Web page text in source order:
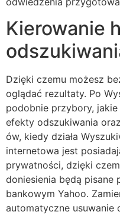
Kierowanie
Dzięki czemu możesz
oglądać rezultaty. Po
podobnie przybory,
efekty odszukiwania
ów, kiedy działa
internetowa jest
prywatności, dzięki
doniesienia będą pisane
bankowym Yahoo.
automatyczne usuwanie